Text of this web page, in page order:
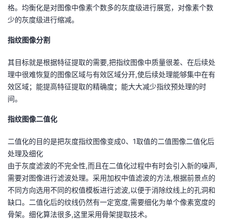
客
论
坛
的
圈
子
我
的
直
播
我
的
活
我
的
我
开
发
者
学
的
Programs
的
支
持
格。均衡化是对图像中像素个数多的灰度级进行展宽，对像素个数
少的灰度级进行缩减。
指纹图像分割
其目标就是根据特征提取的需要,把指纹图像中质量很差、在后续处
理中很难恢复的图像区域与有效区域分开,使后续处理能够集中在有
效区域；能提高特征提取的精确度；能大大减少指纹预处理的时
间。
指纹图像二值化
二值化的目的是把灰度指纹图像变成0、1取值的二值图像二值化后
处理及细化
由于灰度滤波的不完全性,而且在二值化过程中有时会引入新的噪声,
需要对图像进行滤波处理。采用加权中值滤波的方法,根据前景点的
不同方向选用不同的权值模板进行滤波,以便于消除纹线上的孔洞和
缺口。二值化后的纹线仍然有一定宽度,需要细化为单个像素宽度的
骨架。细化算法很多,这里采用骨架提取技术。